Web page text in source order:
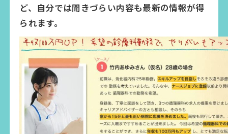
ど、自分では聞きづらい内容も最新の情報が得
られます。